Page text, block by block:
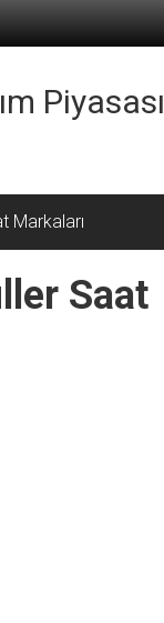
Piyasası
Markaları
Saat